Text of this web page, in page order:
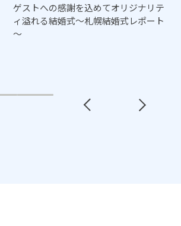
ゲストへの感謝を込めてオリジナリテ
ィ溢れる結婚式～札幌結婚式レポート
～